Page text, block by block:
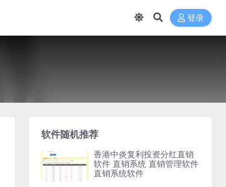
登录
软件随机推荐
香港中炎复利投资分红直销
软件 直销系统 直销管理软件
直销系统软件